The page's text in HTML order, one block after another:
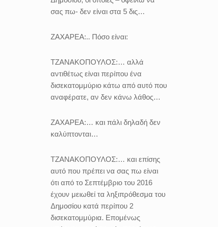
σας πω- δεν είναι στα 5 δις…
ΖΑΧΑΡΕΑ:.. Πόσο είναι:
ΤΖΑΝΑΚΟΠΟΥΛΟΣ:… αλλά
αντιθέτως είναι περίπου ένα
δισεκατομμύριο κάτω από αυτό που
αναφέρατε, αν δεν κάνω λάθος…
ΖΑΧΑΡΕΑ:… και πάλι δηλαδή δεν
καλύπτονται…
ΤΖΑΝΑΚΟΠΟΥΛΟΣ:… και επίσης
αυτό που πρέπει να σας πω είναι
ότι από το Σεπτέμβριο του 2016
έχουν μειωθεί τα ληξιπρόθεσμα του
Δημοσίου κατά περίπου 2
δισεκατομμύρια. Επομένως